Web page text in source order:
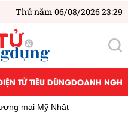
Thứ năm 06/08/2026 23:29
TỬ TIÊU DÙNGDOANH
mại Mỹ Nhật